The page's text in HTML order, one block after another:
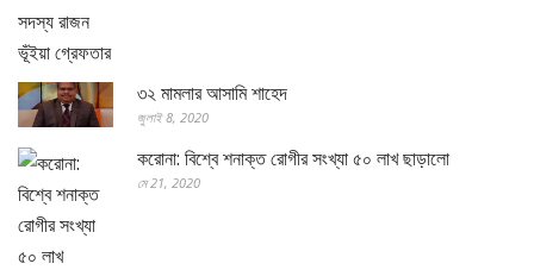
৩২ মামলার আসামি শাহেদ
জুলাই 8, 2020
করোনা: বিশ্বে শনাক্ত রোগীর সংখ্যা ৫০ লাখ ছাড়ালো
মে 21, 2020